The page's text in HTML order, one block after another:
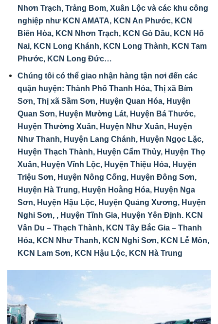
Nhơn Trạch, Trảng Bom, Xuân Lộc và các khu công
nghiệp như KCN AMATA, KCN An Phước, KCN
Biên Hòa, KCN Nhơn Trạch, KCN Gò Dầu, KCN Hố
Nai, KCN Long Khánh, KCN Long Thành, KCN Tam
Phước, KCN Long Đức…
Chúng tôi có thểgiao nhận hàng tận nơi đến các
quận huyện: Thành Phố Thanh Hóa, Thị xã Bỉm
Sơn, Thị xã Sầm Sơn, Huyện Quan Hóa, Huyện
Quan Sơn, Huyện Mường Lát, Huyện Bá Thước,
Huyện Thường Xuân, Huyện Như Xuân, Huyện
Như Thanh, Huyện Lang Chánh, Huyện Ngọc Lặc,
Huyện Thạch Thành, Huyện Cẩm Thủy, Huyện Thọ
Xuân, Huyện Vĩnh Lộc, Huyện Thiệu Hóa, Huyện
Triệu Sơn, Huyện Nông Cống, Huyện Đông Sơn,
Huyện Hà Trung, Huyện Hoằng Hóa, Huyện Nga
Sơn, Huyện Hậu Lộc, Huyện Quảng Xương, Huyện
Nghi Sơn, , Huyện Tĩnh Gia, Huyện Yên Định. KCN
Vân Du – Thạch Thành, KCN Tây Bắc Gia – Thanh
Hóa, KCN Như Thanh, KCN Nghi Sơn, KCN Lễ Môn,
KCN Lam Sơn, KCN Hậu Lộc, KCN Hà Trung